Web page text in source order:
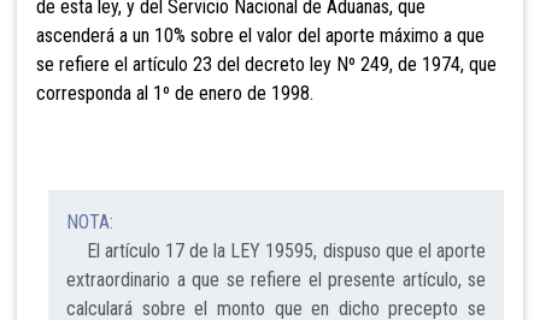
de esta ley, y del Servicio Nacional de Aduanas, que
ascenderá a un 10% sobre el valor del aporte máximo a que
se refiere el artículo 23 del decreto ley Nº 249, de 1974, que
corresponda al 1º de enero de 1998.
NOTA:
El artículo 17 de la LEY 19595, dispuso que el aporte
extraordinario a que se refiere el presente artículo, se
calculará sobre el monto que en dicho precepto se